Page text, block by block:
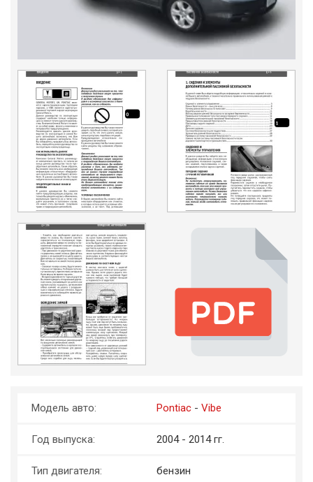
Модель авто: Pontiac - Vibe
Год выпуска: 2004 - 2014 гг.
Тип двигателя: бензин